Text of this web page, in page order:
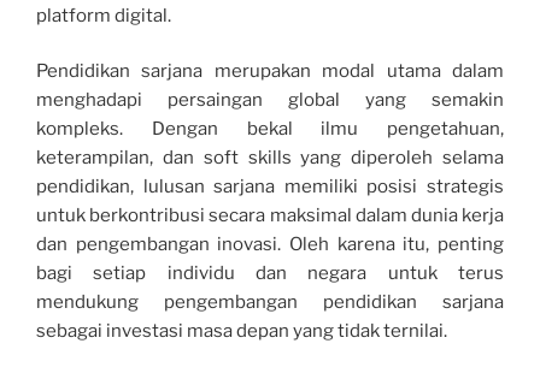
platform digital.
Pendidikan sarjana merupakan modal utama dalam
menghadapi persaingan global yang semakin
kompleks. Dengan bekal ilmu pengetahuan,
keterampilan, dan soft skills yang diperoleh selama
pendidikan, lulusan sarjana memiliki posisi strategis
untuk berkontribusi secara maksimal dalam dunia kerja
dan pengembangan inovasi. Oleh karena itu, penting
bagi setiap individu dan negara untuk terus
mendukung pengembangan pendidikan sarjana
sebagai investasi masa depan yang tidak ternilai.